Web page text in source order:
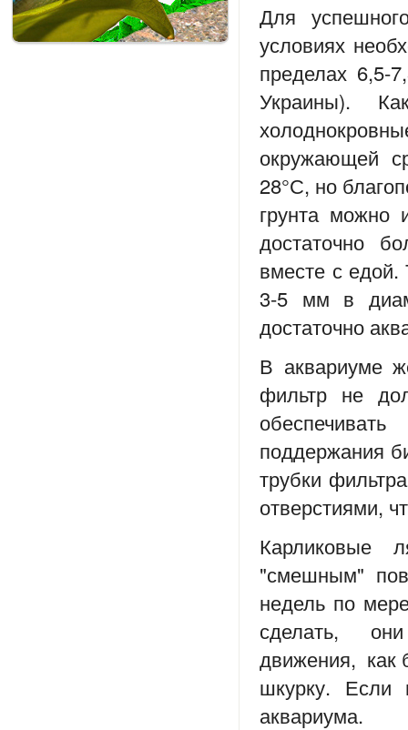
Для
условиях
пределах 6,5-
Украины).
окружающей
28°С, но
грунта можно
достаточно
вместе с
3-5 мм в
достаточно
В аквариуме
фильтр не
поддержания
трубки
отверстиями,
Карликовые
"смешным"
недель по
сделать,
движения, как
шкурку. Если
аквариума.